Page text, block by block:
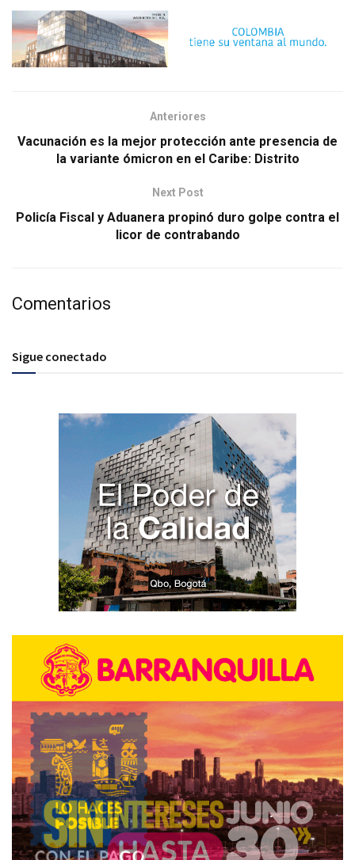
Anteriores
Vacunación es la mejor protección ante presencia de
la variante ómicron en el Caribe: Distrito
Next Post
Policía Fiscal y Aduanera propinó duro golpe contra el
licor de contrabando
Comentarios
Sigue conectado